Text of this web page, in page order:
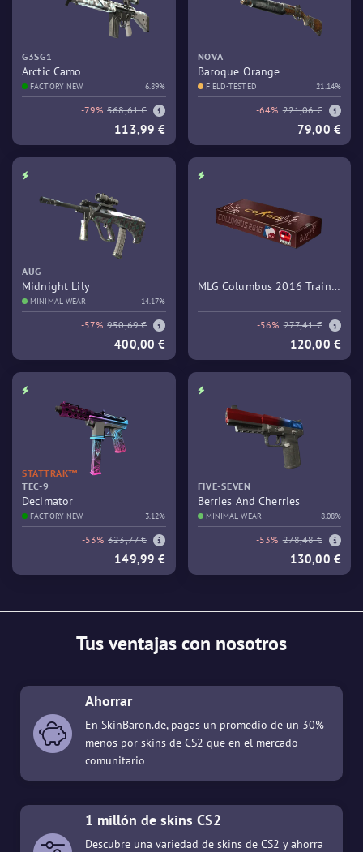
G3SG1
Arctic Camo
FACTORY NEW 6.89%
-79% 568,61 €
113,99 €
NOVA
Baroque Orange
FIELD-TESTED 21.14%
-64% 221,06 €
79,00 €
AUG
Midnight Lily
MINIMAL WEAR 14.17%
-57% 950,69 €
400,00 €
MLG Columbus 2016 Train
-56% 277,41 €
120,00 €
STATTRAK™
TEC-9
Decimator
FACTORY NEW 3.12%
-53% 323,77 €
149,99 €
FIVE-SEVEN
Berries And Cherries
MINIMAL WEAR 8.08%
-53% 278,48 €
130,00 €
Tus ventajas con nosotros
Ahorrar
En SkinBaron.de, pagas un promedio de un 30%
menos por skins de CS2 que en el mercado
comunitario
1 millón de skins CS2
Descubre una variedad de skins de CS2 y ahorra